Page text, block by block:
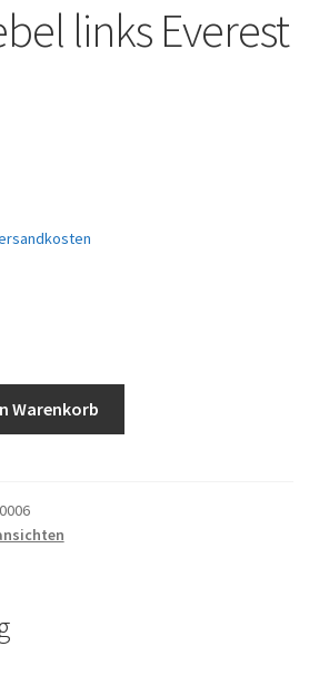
links Everest
Warenkorb